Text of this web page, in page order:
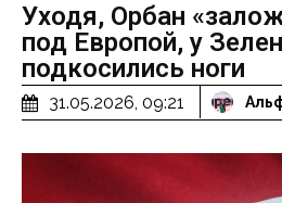
Уходя, Орбан
под Европой, у
подкосились ноги
31.05.2026, 09:21